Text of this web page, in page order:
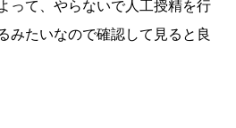
って、やらないで人工授精を行
みたいなので確認して見ると良